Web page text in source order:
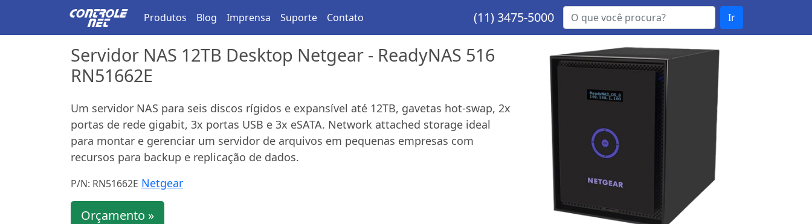
Produtos Blog Imprensa Suporte Contato (11) 3475-5000 Ir
Servidor NAS 12TB Desktop Netgear - ReadyNAS 516
RN51662E
Um servidor NAS para seis discos rígidos e expansível até 12TB, gavetas hot-swap, 2x
portas de rede gigabit, 3x portas USB e 3x eSATA. Network attached storage ideal
para montar e gerenciar um servidor de arquivos em pequenas empresas com
recursos para backup e replicação de dados.
P/N: RN51662E Netgear
Orçamento »